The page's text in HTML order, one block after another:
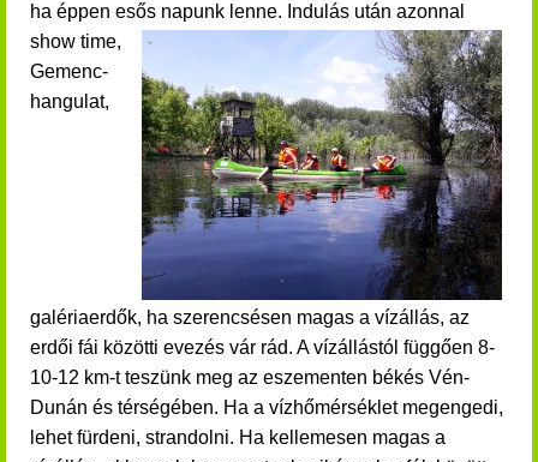
ha éppen esős napunk lenne. Indulás után azonnal
show time,
Gemenc-
hangulat,
galériaerdők, ha szerencsésen magas a vízállás, az
erdői fái közötti evezés vár rád. A vízállástól függően 8-
10-12 km-t teszünk meg az eszementen békés Vén-
Dunán és térségében. Ha a vízhőmérséklet megengedi,
lehet fürdeni, strandolni. Ha kellemesen magas a